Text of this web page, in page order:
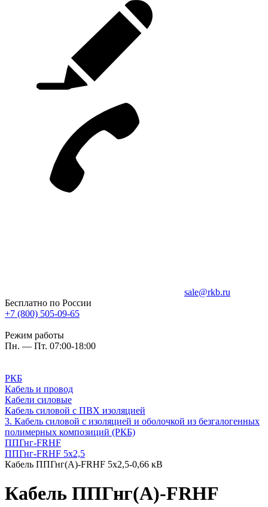
sale@rkb.ru
Бесплатно по России
+7 (800) 505-09-65
Режим работы
Пн. — Пт. 07:00-18:00
РКБ
Кабель и провод
Кабели силовые
Кабель силовой с ПВХ изоляцией
3. Кабель силовой с изоляцией и оболочкой из безгалогенных
полимерных композиций (РКБ)
ППГнг-FRHF
ППГнг-FRHF 5х2,5
Кабель ППГнг(А)-FRHF 5х2,5-0,66 кВ
Кабель ППГнг(А)-FRHF